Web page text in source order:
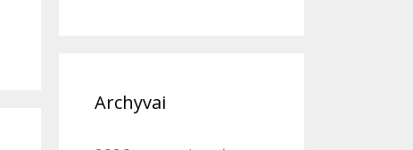
Archyvai